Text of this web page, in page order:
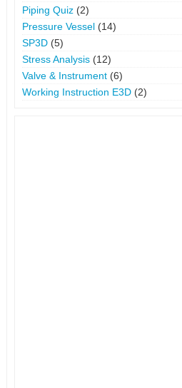
Piping Quiz (2)
Pressure Vessel (14)
SP3D (5)
Stress Analysis (12)
Valve & Instrument (6)
Working Instruction E3D (2)